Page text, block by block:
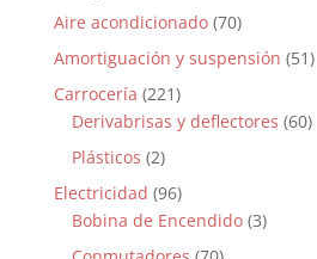
Aire acondicionado (70)
Amortiguación y suspensión (51)
Carrocería (221)
Derivabrisas y deflectores (60)
Plásticos (2)
Electricidad (96)
Bobina de Encendido (3)